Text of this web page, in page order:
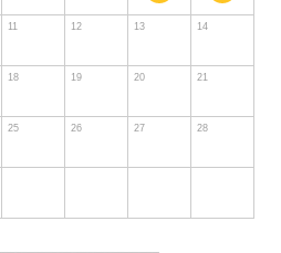
11 12 13 14
18 19 20 21
25 26 27 28